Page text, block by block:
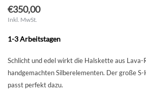
€350,00
Inkl. MwSt.
1-3 Arbeitstagen
Schlicht und edel wirkt die Halskette aus Lava-
handgemachten Silberelementen. Der große
passt perfekt dazu.